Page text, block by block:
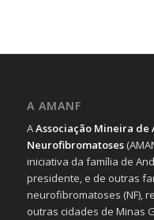
A AMANF
AAssociação Mineira de
Neurofibromatoses
iniciativa da família de
presidente, e de outras
neurofibromatoses (NF),
outras cidades de Minas